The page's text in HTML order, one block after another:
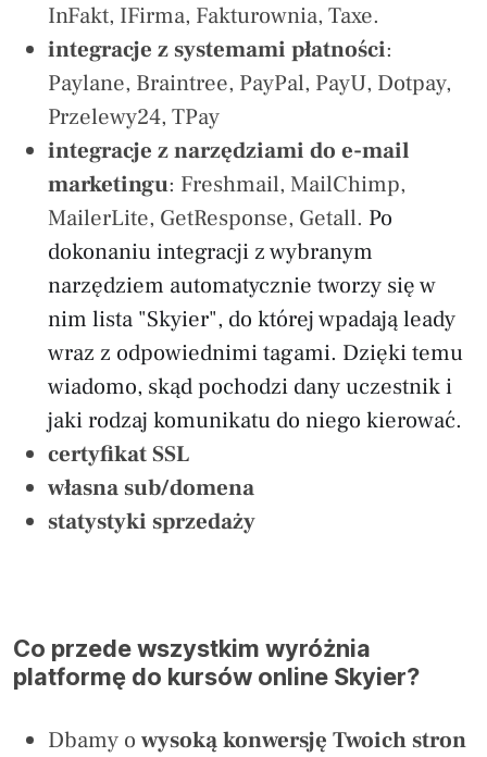
InFakt, IFirma, Fakturownia, Taxe.
integracje z systemami płatności:
Paylane, Braintree, PayPal, PayU, Dotpay,
Przelewy24, TPay
integracje z narzędziami do e-mail
marketingu: Freshmail, MailChimp,
MailerLite, GetResponse, Getall. Po
dokonaniu integracji z wybranym
narzędziem automatycznie tworzy się w
nim lista "Skyier", do której wpadają leady
wraz z odpowiednimi tagami. Dzięki temu
wiadomo, skąd pochodzi dany uczestnik i
jaki rodzaj komunikatu do niego kierować.
certyfikat SSL
własna sub/domena
statystyki sprzedaży
Co przede wszystkim wyróżnia
platformę do kursów online Skyier?
Dbamy o wysoką konwersję Twoich stron